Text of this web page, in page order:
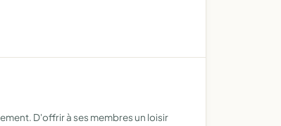
D'offrir à ses membres un loisir